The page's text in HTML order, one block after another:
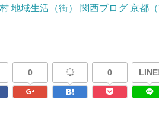
0 0